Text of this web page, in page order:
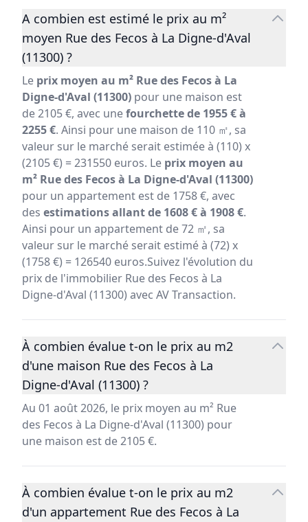
A combien est estimé le prix au m²
moyen Rue des Fecos à La Digne-d'Aval
(11300) ?
Le prix moyen au m² Rue des Fecos à La
Digne-d'Aval (11300) pour une maison est
de 2105 €, avec unefourchette de 1955 € à
2255 €. Ainsi pour une maison de 110 ㎡, sa
valeur sur le marché serait estimée à (110) x
(2105 €) = 231550 euros. Le prix moyen au
m² Rue des Fecos à La Digne-d'Aval (11300)
pour un appartement est de 1758 €, avec
des estimations allant de 1608 € à 1908 €.
Ainsi pour un appartement de 72 ㎡, sa
valeur sur le marché serait estimé à (72) x
(1758 €) = 126540 euros.Suivez l'évolution du
prix de l'immobilier Rue des Fecos à La
Digne-d'Aval (11300) avec AV Transaction.
À combien évalue t-on le prix au m2
d'une maison Rue des Fecos à La
Digne-d'Aval (11300) ?
Au 01 août 2026, le prix moyen au m² Rue
des Fecos à La Digne-d'Aval (11300) pour
une maison est de 2105 €.
À combien évalue t-on le prix au m2
d'un appartement Rue des Fecos à La